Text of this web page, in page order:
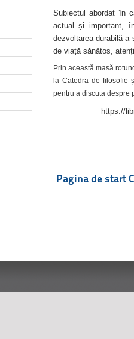
Subiectul abordat în
actual și important,
dezvoltarea durabilă a
de viață sănătos,
Prin această masă
la Catedra de filosofie
pentru a discuta despre
https://
Pagina de start